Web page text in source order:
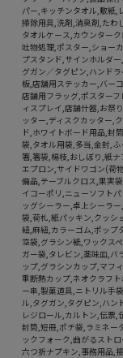
パー,キッチンタオル,敷紙,
掃除用具,洗剤,消臭剤,たわ
タオルケース,カウンター
吐物処理,ポスター,ショー
プスタンド,サインホルダ
グガン／タグピン,ハンド
板,店舗用ステッカー,バー
店舗用フラッグ,ポスター
ィスプレイ,店舗什器,お祭
ッター,ディスクカッター,
ド,ホワイトボード用品,封
袋,タオル用袋,多当,金封,
箸,箸袋,楊枝,おしぼり,紙
エプロン,サイドワゴン(荷
備品,テーブルクロス,果実
イコーポリ,ニューソフト
ッグシーラー,卓上シーラ
袋,荷札,紙パッキン,クッシ
紐,麻紐,カラーゴム,ポップ
空袋,グラシン紙,ワックス
ガー袋,タレビン,薬味皿,バ
ップ,グラシンカップ,マフ
重断熱カップ,ネオクラフ
ー串,製菓道具,ニトリル手
ル,タグガン,タグピン,ハン
レジロール,カルトン,伝票,
封筒,短冊,ポチ袋,ラミネー
ックフォーク,曲がるスト
六つ折ナプキン,事務用品,